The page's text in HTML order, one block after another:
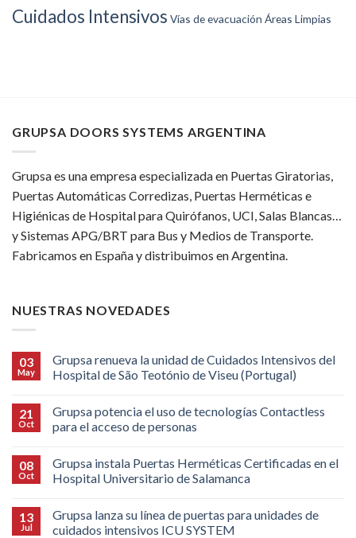
Cuidados Intensivos Vías de evacuación Áreas Limpias
GRUPSA DOORS SYSTEMS ARGENTINA
Grupsa es una empresa especializada en Puertas Giratorias,
Puertas Automáticas Corredizas, Puertas Herméticas e
Higiénicas de Hospital para Quirófanos, UCI, Salas Blancas…
y Sistemas APG/BRT para Bus y Medios de Transporte.
Fabricamos en España y distribuimos en Argentina.
NUESTRAS NOVEDADES
03
May
Grupsa renueva la unidad de Cuidados Intensivos del
Hospital de São Teotónio de Viseu (Portugal)
21
Oct
Grupsa potencia el uso de tecnologías Contactless
para el acceso de personas
08
Oct
Grupsa instala Puertas Herméticas Certificadas en el
Hospital Universitario de Salamanca
13
Jul
Grupsa lanza su línea de puertas para unidades de
cuidados intensivos ICU SYSTEM